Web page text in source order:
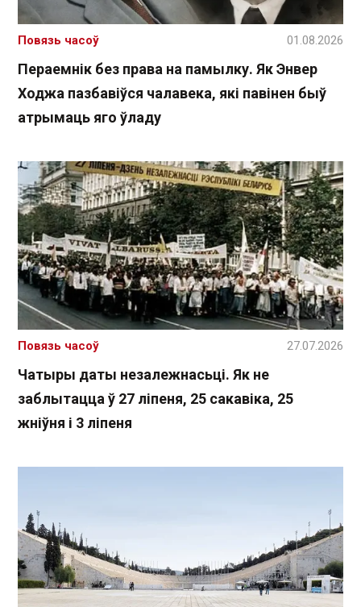
Пераемнік без права на памылку. Як Энвер
Ходжа пазбавіўся чалавека, які павінен быў
атрымаць яго ўладу
Повязь часоў 01.08.2026
Чатыры даты незалежнасьці. Як не
заблытацца ў 27 ліпеня, 25 сакавіка, 25
жніўня і 3 ліпеня
Повязь часоў 27.07.2026